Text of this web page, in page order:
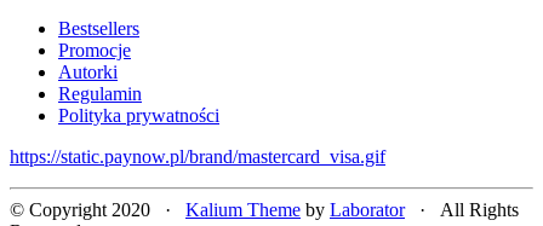
Bestsellers
Promocje
Autorki
Regulamin
Polityka prywatności
https://static.paynow.pl/brand/mastercard_visa.gif
© Copyright 2020 · Kalium Theme by Laborator· All Rights